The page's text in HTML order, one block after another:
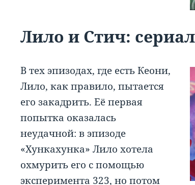
Лило и Стич: сериал
В тех эпизодах, где есть Кеони,
Лило, как правило, пытается
его закадрить. Её первая
попытка оказалась
неудачной: в эпизоде
«Хункахунка» Лило хотела
охмурить его с помощью
эксперимента 323, но потом